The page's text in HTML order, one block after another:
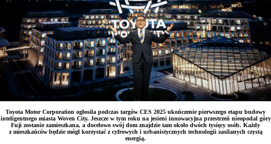
Toyota Motor Corporation ogłosiła podczas targów CES 2025 ukończenie pierwszego etapu budowy
inteligentnego miasta Woven City. Jeszcze w tym roku na jesieni innowacyjna przestrzeń nieopodal góry
Fuji zostanie zamieszkana, a docelowo swój dom znajdzie tam około dwóch tysięcy osób. Każdy
z mieszkańców będzie mógł korzystać z cyfrowych i urbanistycznych technologii zasilanych czystą
energią.